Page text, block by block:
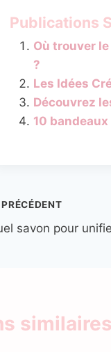
Publications
Où trouver
?
Les Idées
Découvrez
10
PRÉCÉDENT
savon pour
similaires